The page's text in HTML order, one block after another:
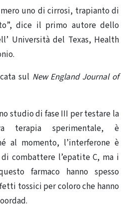
uno di cirrosi, trapianto di
dice il primo autore dello
Università del Texas, Health
sul New England Journal of
studio di fase III per testare la
terapia sperimentale, è
al momento, l’interferone è
combattere l’epatite C, ma i
farmaco hanno spesso
tossici per coloro che hanno